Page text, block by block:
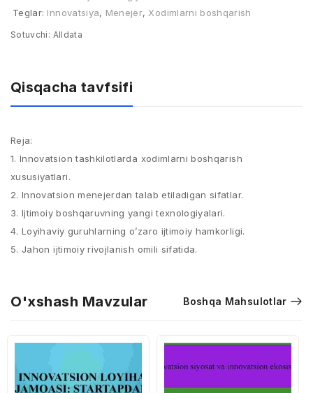
Teglar: Innovatsiya, Menejer, Xodimlarni boshqarish
Sotuvchi: Alldata
Qisqacha tavfsifi
Reja:
1. Innovatsion tashkilotlarda xodimlarni boshqarish
xususiyatlari.
2. Innovatsion menejerdan talab etiladigan sifatlar.
3. Ijtimoiy boshqaruvning yangi texnologiyalari.
4. Loyihaviy guruhlarning o’zaro ijtimoiy hamkorligi.
5. Jahon ijtimoiy rivojlanish omili sifatida.
O'xshash Mavzular Boshqa Mahsulotlar